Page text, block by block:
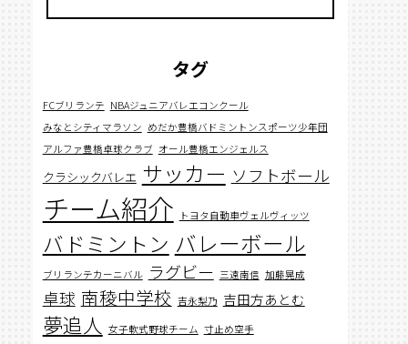
タグ
FCブリランテ NBAジュニアバレエコンクール
みなとシティマラソン めだか豊橋バドミントンスポーツ少年団
アルファ豊橋卓球クラブ オール豊橋エンジェルス
クラシックバレエ サッカー ソフトボール
チーム紹介 トヨタ自動車ヴェルヴィッツ
バドミントン バレーボール
ブリランテカーニバル ラグビー 三遠南信 加藤晃成
卓球 南稜中学校 吉永梨乃 吉田方あとむ
夢追人 女子軟式野球チーム 寸止め空手